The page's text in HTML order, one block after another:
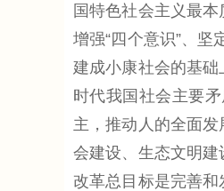
国特色社会主义最
增强“四个意识”、坚
建成小康社会的基
时代我国社会主要
主，推动人的全面
会建设、生态文明
改革总目标是完善